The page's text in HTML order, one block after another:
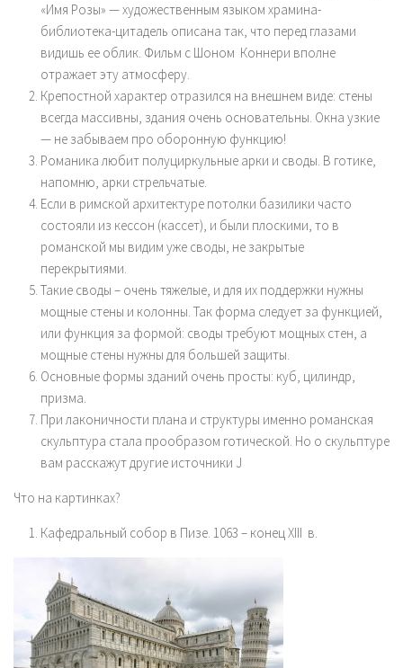
«Имя Розы» — художественным языком храмина-
библиотека-цитадель описана так, что перед глазами
видишь ее облик. Фильм с Шоном Коннери вполне
отражает эту атмосферу.
Крепостной характер отразился на внешнем виде: стены
всегда массивны, здания очень основательны. Окна узкие
— не забываем про оборонную функцию!
Романика любит полуциркульные арки и своды. В готике,
напомню, арки стрельчатые.
Если в римской архитектуре потолки базилики часто
состояли из кессон (кассет), и были плоскими, то в
романской мы видим уже своды, не закрытые
перекрытиями.
Такие своды – очень тяжелые, и для их поддержки нужны
мощные стены и колонны. Так форма следует за функцией,
или функция за формой: своды требуют мощных стен, а
мощные стены нужны для большей защиты.
Основные формы зданий очень просты: куб, цилиндр,
призма.
При лаконичности плана и структуры именно романская
скульптура стала прообразом готической. Но о скульптуре
вам расскажут другие источники J
Что на картинках?
Кафедральный собор в Пизе. 1063 – конец XIII в.